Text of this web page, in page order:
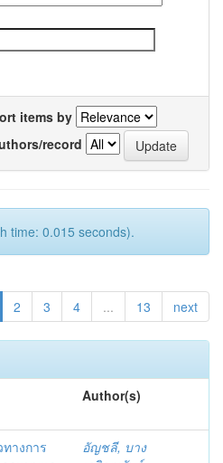
items by
record
time: 0.015 seconds).
2 3 4 ... 13 next
Author(s)
างการ
อัญชลี, บาง